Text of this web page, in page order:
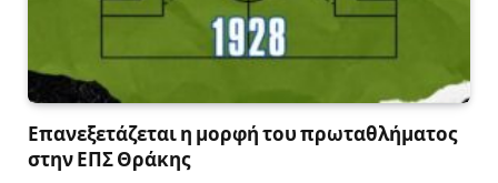
Επανεξετάζεται η μορφή του πρωταθλήματος
στην ΕΠΣ Θράκης